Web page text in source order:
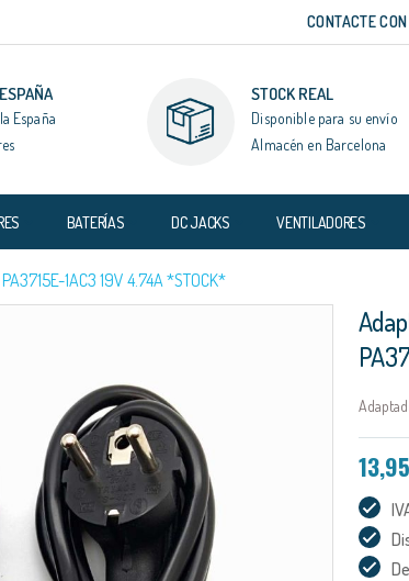
CONTACTE
España
STOCK REAL
Disponible para su envío
Almacén en Barcelona
BATERÍAS DC JACKS VENTILADORES
1AC3 19V 4.74A *STOCK*